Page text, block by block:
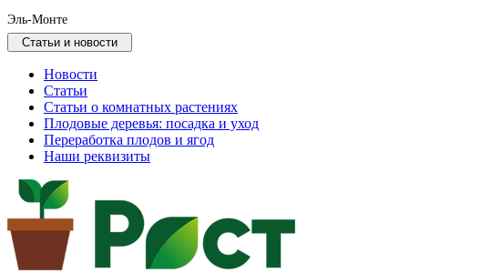
Эль-Монте
Статьи и новости
Новости
Статьи
Статьи о комнатных растениях
Плодовые деревья: посадка и уход
Переработка плодов и ягод
Наши реквизиты